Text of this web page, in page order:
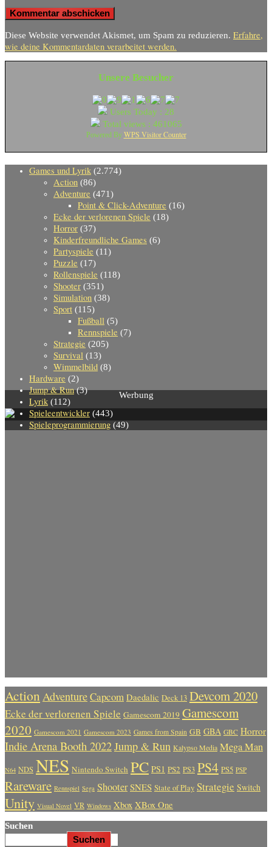
Diese Website verwendet Akismet, um Spam zu reduzieren. Erfahre,
wie deine Kommentardaten verarbeitet werden.
Unsere Besucher
Users Today : 28
Total views : 461065
Powered By WPS Visitor Counter
Games und Lyrik (2.774)
Action (86)
Adventure (471)
Point & Click-Adventure (16)
Ecke der verlorenen Spiele (18)
Horror (37)
Kinderfreundliche Games (6)
Partyspiele (11)
Puzzle (17)
Rollenspiele (118)
Shooter (351)
Simulation (38)
Sport (115)
Fußball (5)
Rennspiele (7)
Strategie (205)
Survival (13)
Wimmelbild (8)
Hardware (2)
Jump & Run(3)
Lyrik (112)
Spieleentwickler (443)
Spieleprogrammierung (49)
Werbung
Action AdventureCapcom Daedalic Deck 13 Devcom 2020
Ecke der verlorenen Spiele Gamescom 2019 Gamescom
2020 Gamescom 2021 Gamescom 2023 Games from Spain GB GBA GBC Horror
Indie Arena Booth 2022Jump & Run Kalypso Media Mega Man
N64 NDS NES Nintendo Switch PC PS1 PS2 PS3 PS4 PS5 PSP
Rareware Rennspiel Sega Shooter SNES State of Play Strategie Switch
Unity Visual Novel VR Windows Xbox XBox One
Suchen
Suchen